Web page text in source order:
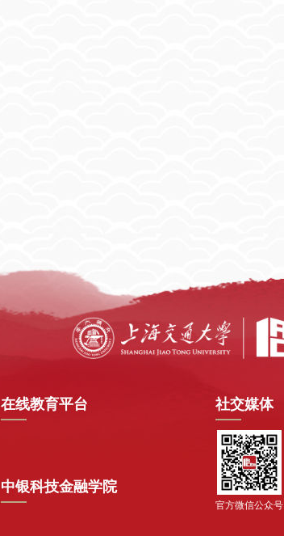
在线教育平台
中银科技金融学院
社交媒体
官方微信公众号